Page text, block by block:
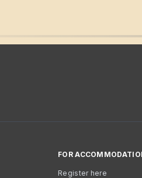
FOR
Register here